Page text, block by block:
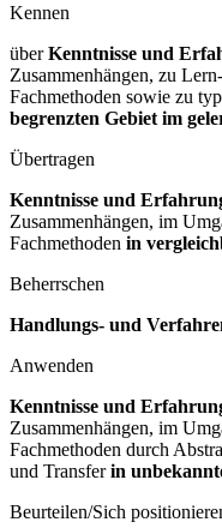
Kennen
überKenntnisse und
Zusammenhängen, zu
Fachmethoden sowie zu
begrenzten Gebiet im
Übertragen
Kenntnisse und
Zusammenhängen, im
Fachmethoden in
Beherrschen
Handlungs- und
Anwenden
Kenntnisse und
Zusammenhängen, im
Fachmethoden durch
und Transferin
Beurteilen/Sich